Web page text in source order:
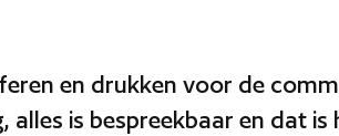
en drukken voor de
alles is bespreekbaar en dat